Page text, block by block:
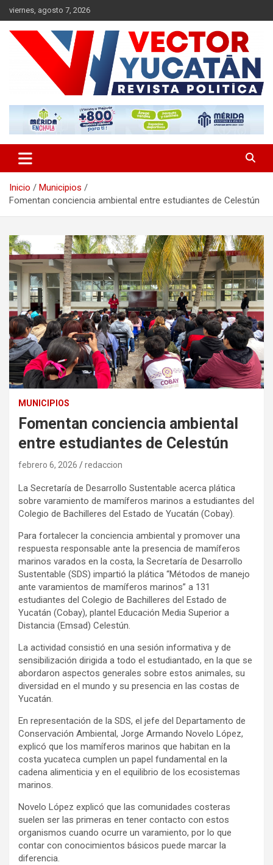
Saltar
al
contenido
viernes, agosto 7, 2026
Vector Yucatán
Inicio
Municipios
Fomentan conciencia ambiental entre estudiantes de Celestún
MUNICIPIOS
Fomentan conciencia ambiental
entre estudiantes de Celestún
febrero 6, 2026 redaccion
La Secretaría de Desarrollo Sustentable acerca plática
sobre varamiento de mamíferos marinos a estudiantes del
Colegio de Bachilleres del Estado de Yucatán (Cobay).
Para fortalecer la conciencia ambiental y promover una
respuesta responsable ante la presencia de mamíferos
marinos varados en la costa, la Secretaría de Desarrollo
Sustentable (SDS) impartió la plática “Métodos de manejo
ante varamientos de mamíferos marinos” a 131
estudiantes del Colegio de Bachilleres del Estado de
Yucatán (Cobay), plantel Educación Media Superior a
Distancia (Emsad) Celestún.
La actividad consistió en una sesión informativa y de
sensibilización dirigida a todo el estudiantado, en la que se
abordaron aspectos generales sobre estos animales, su
diversidad en el mundo y su presencia en las costas de
Yucatán.
En representación de la SDS, el jefe del Departamento de
Conservación Ambiental, Jorge Armando Novelo López,
explicó que los mamíferos marinos que habitan en la
costa yucateca cumplen un papel fundamental en la
cadena alimenticia y en el equilibrio de los ecosistemas
marinos.
Novelo López explicó que las comunidades costeras
suelen ser las primeras en tener contacto con estos
organismos cuando ocurre un varamiento, por lo que
contar con conocimientos básicos puede marcar la
diferencia.